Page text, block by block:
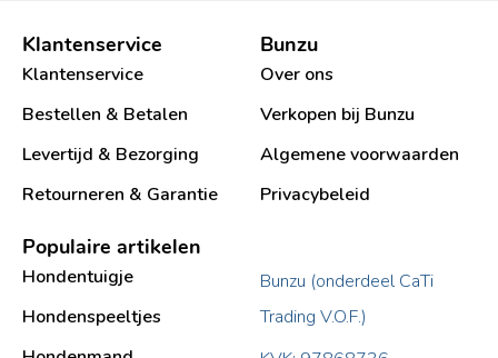
Klantenservice
Klantenservice
Bestellen & Betalen
Levertijd & Bezorging
Retourneren & Garantie
Bunzu
Over ons
Verkopen bij Bunzu
Algemene voorwaarden
Privacybeleid
Populaire artikelen
Hondentuigje
Hondenspeeltjes
Bunzu (onderdeel CaTi
Trading V.O.F.)